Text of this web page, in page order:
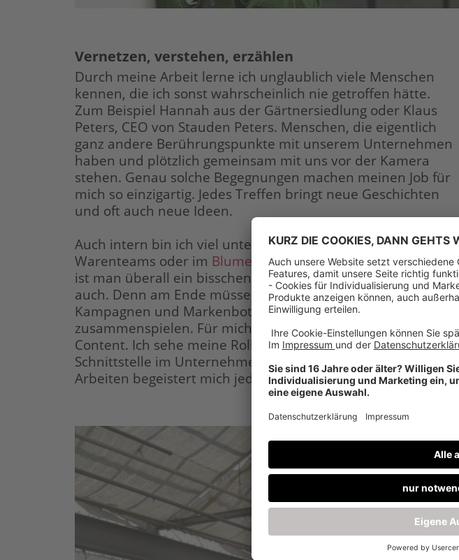
Vernetzen, verstehen, erzählen
Durch meine Arbeit lerne ich unglaublich viele Menschen
kennen, die ich sonst wahrscheinlich nie getroffen hätte.
Zum Beispiel Hannah aus der Gärtnersiedlung oder Klaus
Peters, CEO von Stauden Peters. Menschen, die eigentlich
ganz andere Berührungspunkte mit unserem Unternehmen
haben und plötzlich gemeinsam mit uns vor der Kamera
stehen. Genau solche Begegnungen machen meinen Job für
mich so einzigartig. Jedes Treffen bringt neue Geschichten
und oft auch neue Ideen.
Auch intern bin ich viel unterwegs: ob bei derDegro, den
Warenteams oder im Blumenpark. Als Social Media Manager
ist man überall ein bisschen dabei und genau das braucht es
auch. Denn am Ende müssen Produkte, Fachwissen,
Kampagnen und Markenbotschaft perfekt
zusammenspielen. Für mich ist das der Schlüssel zu gutem
Content. Ich sehe meine Rolle daher ganz klar als
Schnittstelle im Unternehmen – und genau dieses vernetzte
Arbeiten begeistert mich jeden Tag aufs Neue.